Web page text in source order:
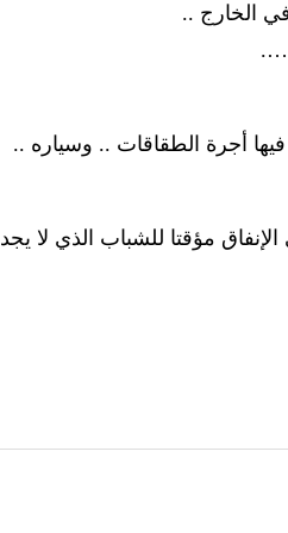
الخارج ..
….
أجرة الطقاقات .. وسياره ..
مؤقتا للشباب الذي لا